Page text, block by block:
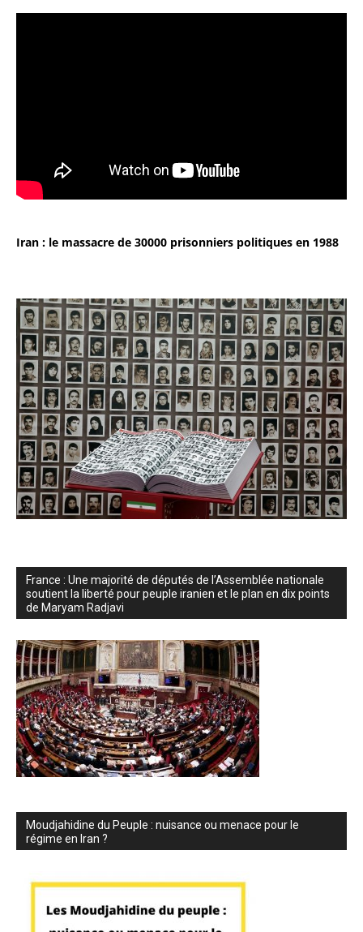
Iran : le massacre de 30000 prisonniers politiques en 1988
France : Une majorité de députés de l’Assemblée nationale
soutient la liberté pour peuple iranien et le plan en dix points
de Maryam Radjavi
Moudjahidine du Peuple : nuisance ou menace pour le
régime en Iran ?